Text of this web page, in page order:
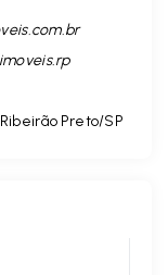
Preto/SP